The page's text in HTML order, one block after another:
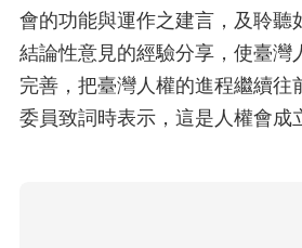
會的功能與運作之建言，及聆聽
結論性意見的經驗分享，使臺灣
完善，把臺灣人權的進程繼續往
委員致詞時表示，這是人權會成